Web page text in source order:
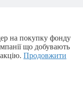
на покупку фонду
що добувають
Продовжити